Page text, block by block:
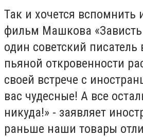
Так и хочется вспомнить
фильм Машкова «Зависть
один советский писатель
пьяной откровенности
своей встрече с
вас чудесные! А все
никуда!» - заявляет
раньше наши товары